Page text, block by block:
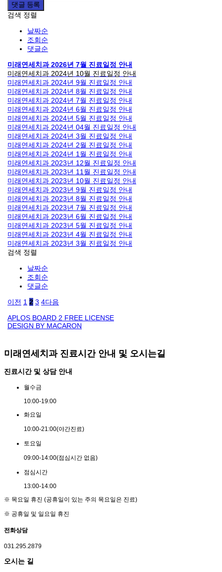
댓글 등록
검색 정렬
날짜순
조회순
댓글순
미래연세치과 2026년 7월 진료일정 안내
미래연세치과 2024년 10월 진료일정 안내
미래연세치과 2024년 9월 진료일정 안내
미래연세치과 2024년 8월 진료일정 안내
미래연세치과 2024년 7월 진료일정 안내
미래연세치과 2024년 6월 진료일정 안내
미래연세치과 2024년 5월 진료일정 안내
미래연세치과 2024년 04월 진료일정 안내
미래연세치과 2024년 3월 진료일정 안내
미래연세치과 2024년 2월 진료일정 안내
미래연세치과 2024년 1월 진료일정 안내
미래연세치과 2023년 12월 진료일정 안내
미래연세치과 2023년 11월 진료일정 안내
미래연세치과 2023년 10월 진료일정 안내
미래연세치과 2023년 9월 진료일정 안내
미래연세치과 2023년 8월 진료일정 안내
미래연세치과 2023년 7월 진료일정 안내
미래연세치과 2023년 6월 진료일정 안내
미래연세치과 2023년 5월 진료일정 안내
미래연세치과 2023년 4월 진료일정 안내
미래연세치과 2023년 3월 진료일정 안내
검색 정렬
날짜순
조회순
댓글순
이전 1 2 3 4다음
APLOS BOARD 2 FREE LICENSE
DESIGN BY MACARON
미래연세치과 진료시간 안내 및 오시는길
진료시간 및 상담 안내
월 수금
10:00-19:00
화요일
10:00-21:00(야간진료)
토요일
09:00-14:00(점심시간 없음)
점심시 간
13:00-14:00
※ 목요일 휴진 (공휴일이 있는 주의 목요일은 진료)
※ 공휴일 및 일요일 휴진
전화상담
031.295.2879
오시는 길